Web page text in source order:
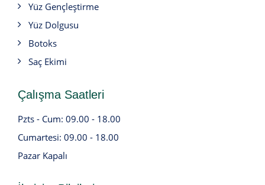
Yüz Gençleştirme
Yüz Dolgusu
Botoks
Saç Ekimi
Çalışma Saatleri
Pzts - Cum: 09.00 - 18.00
Cumartesi: 09.00 - 18.00
Pazar Kapalı